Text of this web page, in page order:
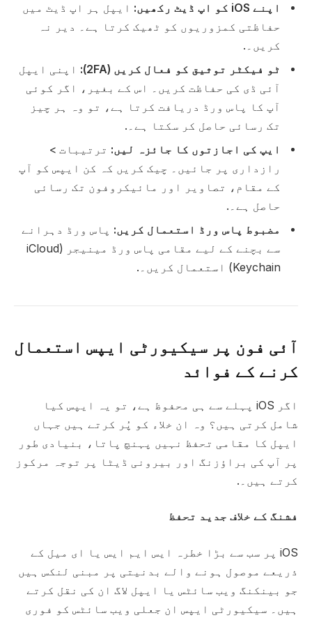
اپنے iOS کو اپ ڈیٹ رکھیں:
ایپل ہر اپ ڈیٹ میں
حفاظتی کمزوریوں کو ٹھیک کرتا ہے۔ دیر نہ
کریں۔.
ٹو فیکٹر توثیق کو فعال کریں (2FA):
اپنی ایپل
آئی ڈی کی حفاظت کریں۔ اس کے بغیر، اگر کوئی
آپ کا پاس ورڈ دریافت کرتا ہے، تو وہ ہر چیز
تک رسائی حاصل کر سکتا ہے۔.
ایپ کی اجازتوں کا جائزہ لیں: ترتیبات >
رازداری پر جائیں۔ چیک کریں کہ کن ایپس کو آپ
کے مقام، تصاویر اور مائیکروفون تک رسائی
حاصل ہے۔.
مضبوط پاس ورڈ استعمال کریں: پاس ورڈ دہرانے
سے بچنے کے لیے مقامی پاس ورڈ مینیجر (iCloud
Keychain) استعمال کریں۔.
آئی فون پر سیکیورٹی ایپس استعمال
کرنے کے فوائد
اگر iOS پہلے سے ہی محفوظ ہے، تو یہ ایپس کیا
شامل کرتی ہیں؟ وہ ان خلاء کو پُر کرتے ہیں جہاں
ایپل کا مقامی تحفظ نہیں پہنچ پاتا، بنیادی طور
پر آپ کی براؤزنگ اور بیرونی ڈیٹا پر توجہ مرکوز
کرتے ہیں۔.
فشنگ کے خلاف جدید تحفظ
iOS پر سب سے بڑا خطرہ ایس ایم ایس یا ای میل کے
ذریعے موصول ہونے والے بدنیتی پر مبنی لنکس ہیں
جو بینکنگ ویب سائٹس یا ایپل لاگ ان کی نقل کرتے
ہیں۔ سیکیورٹی ایپس ان جعلی ویب سائٹس کو فوری